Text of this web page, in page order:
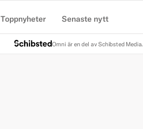
Toppnyheter Senaste nytt
Omni är en del av Schibsted Media.